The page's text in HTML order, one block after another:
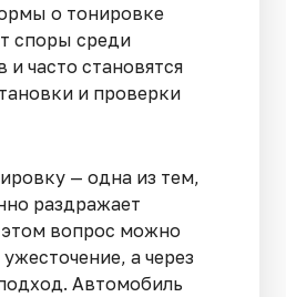
о тонировке
споры среди
часто становятся
и проверки
— одна из тем,
раздражает
вопрос можно
а через
Автомобиль